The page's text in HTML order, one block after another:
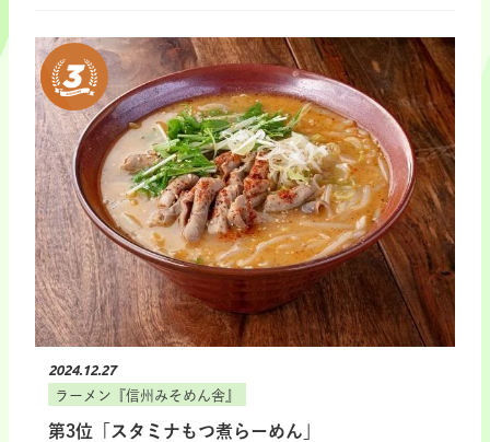
2024.12.27
ラーメン『信州みそめん舎』
第3位「スタミナもつ煮らーめん」